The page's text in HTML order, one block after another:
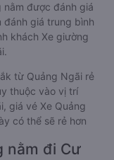
được đánh giá
đánh giá trung bình
khách Xe giường
từ Quảng Ngãi rẻ
thuộc vào vị trí
giá vé Xe Quảng
có thể sẽ rẻ hơn
nằm đi Cư